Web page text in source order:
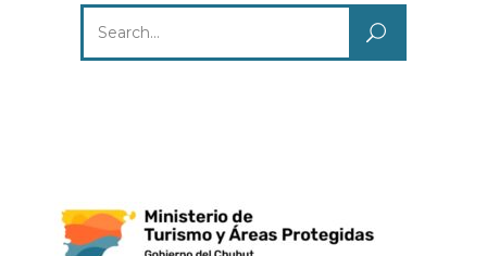
Search
for: